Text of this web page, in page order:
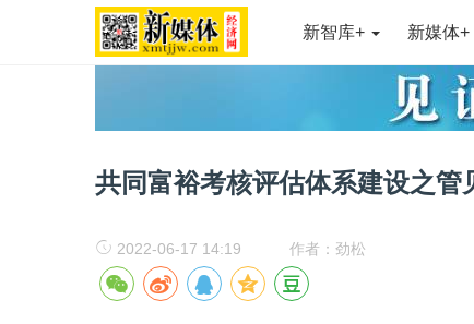
新智库+ 新媒体+
共同富裕考核评估体系建设之管
2022-06-17 14:19 作者：劲松